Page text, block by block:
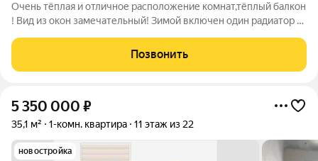
Очень тёплая и отличное расположение комнат,тёплый балкон
! Вид из окон замечательный! Зимой включен один радиатор и
Можно сделать косметический ремонт по своему вкусу и
жить! Счётчики света воды
Позвонить
5 350 000 ₽
35,1 м² 1-комн. квартира 11 этаж из 22
новостройка